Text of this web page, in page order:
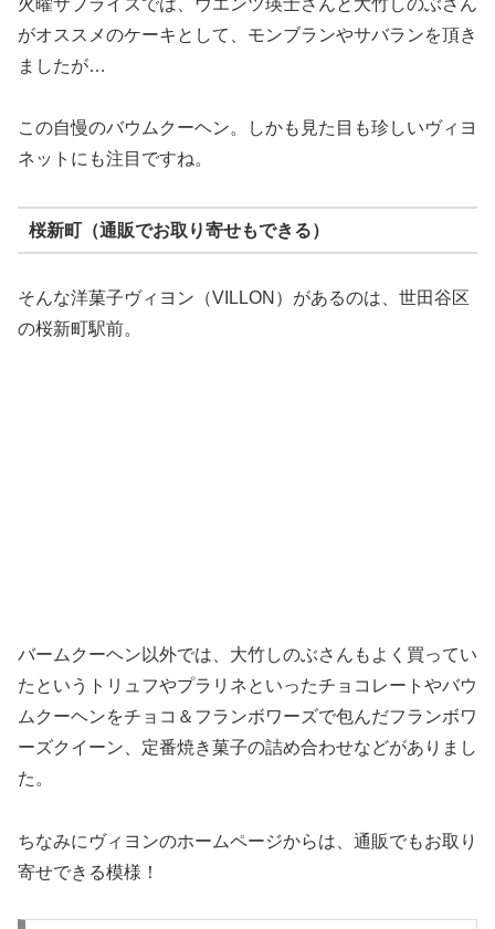
がオススメのケーキとして、モンブランやサバランを頂き
ましたが…
この自慢のバウムクーヘン。しかも見た目も珍しいヴィヨ
ネットにも注目ですね。
桜新町（通販でお取り寄せもできる）
そんな洋菓子ヴィヨン（VILLON）があるのは、世田谷区
の桜新町駅前。
バームクーヘン以外では、大竹しのぶさんもよく買ってい
たというトリュフやプラリネといったチョコレートやバウ
ムクーヘンをチョコ＆フランボワーズで包んだフランボワ
ーズクイーン、定番焼き菓子の詰め合わせなどがありまし
た。
ちなみにヴィヨンのホームページからは、通販でもお取り
寄せできる模様！